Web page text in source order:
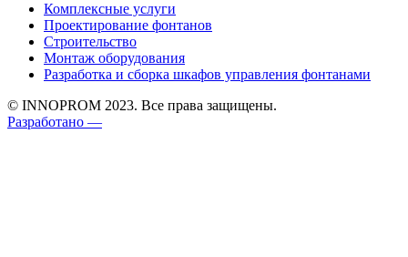
Комплексные услуги
Проектирование фонтанов
Строительство
Монтаж оборудования
Разработка и сборка шкафов управления фонтанами
© INNOPROM 2023. Все права защищены.
Разработано —